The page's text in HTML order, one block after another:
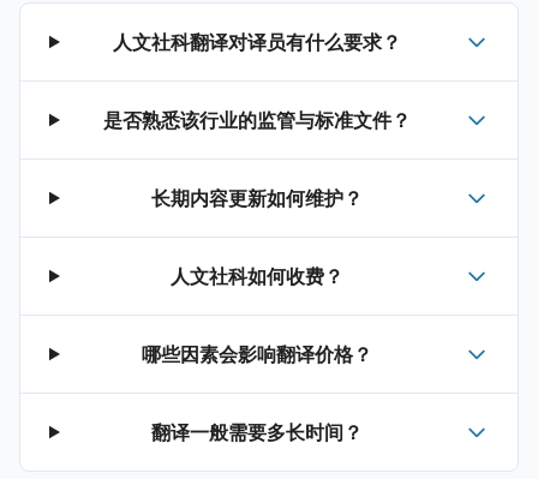
人文社科翻译对译员有什么要求？
是否熟悉该行业的监管与标准文件？
长期内容更新如何维护？
人文社科如何收费？
哪些因素会影响翻译价格？
翻译一般需要多长时间？